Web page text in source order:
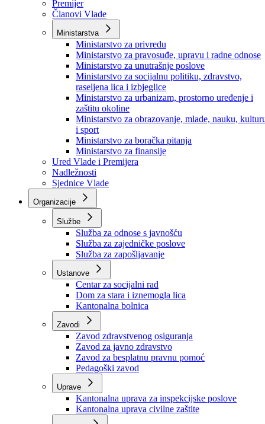
Vlada
Vlada BPK Goražde
Premijer
Članovi Vlade
Ministarstva
Ministarstvo za privredu
Ministarstvo za pravosuđe, upravu i radne odnose
Ministarstvo za unutrašnje poslove
Ministarstvo za socijalnu politiku, zdravstvo,
raseljena lica i izbjeglice
Ministarstvo za urbanizam, prostorno uređenje i
zaštitu okoline
Ministarstvo za obrazovanje, mlade, nauku,
i sport
Ministarstvo za boračka pitanja
Ministarstvo za finansije
Ured Vlade i Premijera
Nadležnosti
Sjednice Vlade
Organizacije
Službe
Služba za odnose s javnošću
Služba za zajedničke poslove
Služba za zapošljavanje
Ustanove
Centar za socijalni rad
Dom za stara i iznemogla lica
Kantonalna bolnica
Zavodi
Zavod zdravstvenog osiguranja
Zavod za javno zdravstvo
Zavod za besplatnu pravnu pomoć
Pedagoški zavod